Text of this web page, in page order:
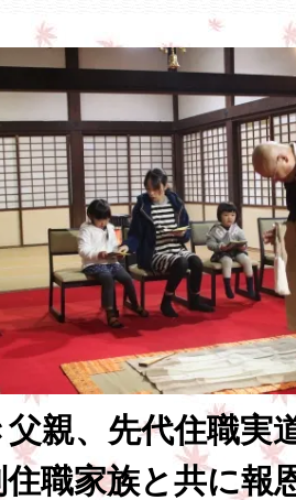
親、先代住職実
職家族と共に報